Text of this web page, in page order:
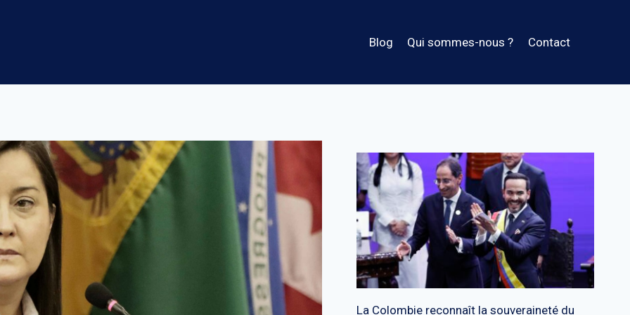
Blog Qui sommes-nous ? Contact
La Colombie reconnaît la souveraineté du